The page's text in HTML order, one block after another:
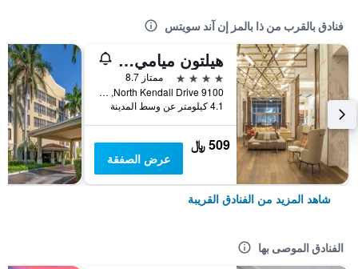
فنادق بالقرب من ذا بالمز إن آند سويتس
هيلتون ميامي داديلاند
4 نجوم
ممتاز 8.7
9100 North Kendall Drive, ميامي, FL, الولايات المتحدة الأميريكية
4.1 كيلومتر عن وسط المدينة
509 ﷼
عرض الصفقة
شاهد المزيد من الفنادق القريبة
الفنادق الموصى بها